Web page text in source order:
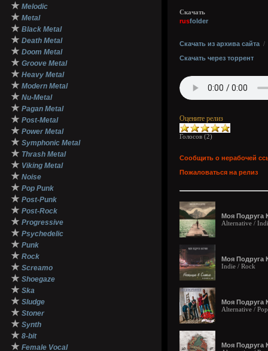
★ Melodic
★ Metal
★ Black Metal
★ Death Metal
★ Doom Metal
★ Groove Metal
★ Heavy Metal
★ Modern Metal
★ Nu-Metal
★ Pagan Metal
★ Post-Metal
★ Power Metal
★ Symphonic Metal
★ Thrash Metal
★ Viking Metal
★ Noise
★ Pop Punk
★ Post-Punk
★ Post-Rock
★ Progressive
★ Psychedelic
★ Punk
★ Rock
★ Screamo
★ Shoegaze
★ Ska
★ Sludge
★ Stoner
★ Synth
★ 8-bit
★ Female Vocal
Скачать
rusfolder
Скачать из архива сайта /
Скачать через торрент
Оцените релиз
Голосов (2)
Сообщить о нерабочей
Пожаловаться на релиз
Моя Подруга
Alternative /
Моя Подруга
Indie / Rock
Моя Подруга
Alternative /
Моя Подруга